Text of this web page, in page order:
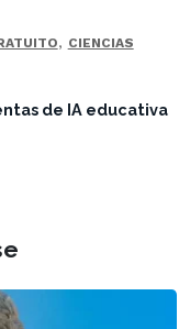
, CIENCIAS
de IA educativa